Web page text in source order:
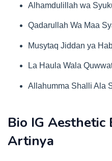
Alhamdulillah wa
Qadarullah Wa Maa
Musytaq Jiddan ya
La Haula Wala
Allahumma Shalli Ala
Bio IG Aesthetic
Artinya